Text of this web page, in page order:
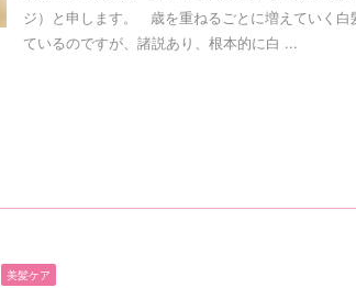
ジ）と申します。 歳を重ねるごとに増えていく白
ているのですが、諸説あり、根本的に白 ...
美髪ケア